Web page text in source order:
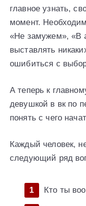
главное узнать,
момент.
«Не замужем», «В
выставлять
ошибиться с
А теперь к
девушкой в вк по
понять с чего
Каждый человек,
следующий ряд
Кто ты